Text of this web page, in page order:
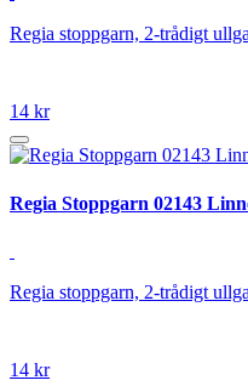
Regia stoppgarn, 2-trådigt
14 kr
Regia Stoppgarn 02143
Regia stoppgarn, 2-trådigt
14 kr